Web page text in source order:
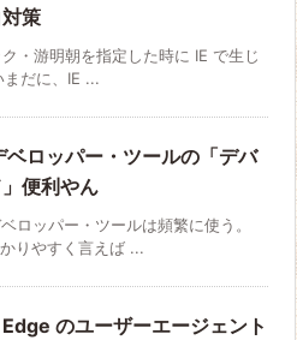
策
・游明朝を指定した時に IE で生じ
だに、IE ...
ロッパー・ツールの「デバ
便利やん
ロッパー・ツールは頻繁に使う。
りやすく言えば ...
のユーザーエージェント